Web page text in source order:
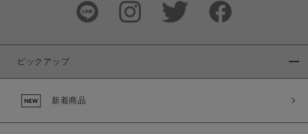
在庫
ピックアップ
新着商品